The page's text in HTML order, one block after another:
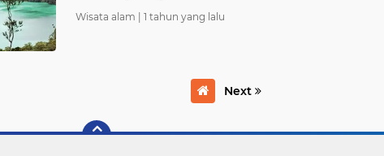
Wisata alam | 1 tahun yang lalu
Next